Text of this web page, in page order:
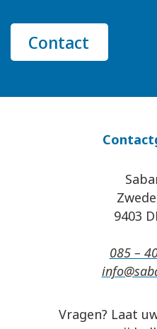
Contact
9403
085 –
Vragen? Laat